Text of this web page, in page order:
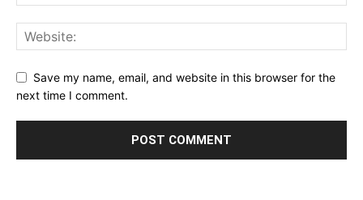
Save my name, email, and website in this browser for the
next time I comment.